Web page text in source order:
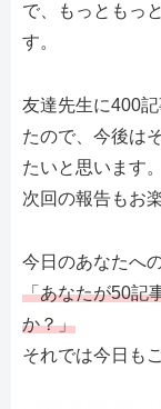
で、もっともっ
す。
友達先生に400
たので、今後は
たいと思います。
次回の報告もお
今日のあなたへ
「あなたが50記
か？」
それでは今日も